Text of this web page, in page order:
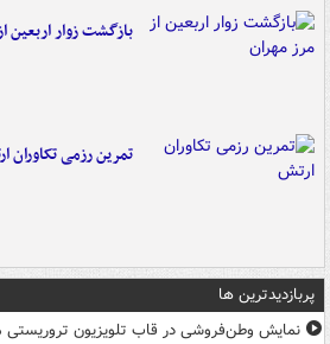
بازگشت زوار اربعین
تمرین رزمی تکاوران
پربازدیدترین ها
نمایش وطن‌فروشی در قاب تلویزیون تروریستی